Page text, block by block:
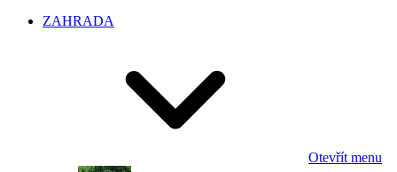
ZAHRADA
Otevřít menu